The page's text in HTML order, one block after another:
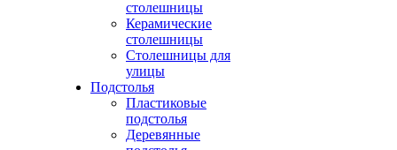
столешницы
Керамические
столешницы
Столешницы для
улицы
Подстолья
Пластиковые
подстолья
Деревянные